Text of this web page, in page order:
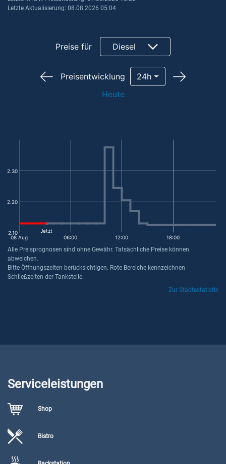
Letzte Aktualisierung: 08.08.2026 05:04
Preise für Diesel
Preisentwicklung
24h
Heute
2.10
2.20
2.30
08 Aug 06:00 12:00 18:00
Jetzt
Alle Preisprognosen sind ohne Gewähr. Tatsächliche Preise können
abweichen.
Bitte Öffnungszeiten berücksichtigen. Rote Bereiche kennzeichnen
Schließzeiten der Tankstelle.
Zur Städtestatistik
Serviceleistungen
Shop
Bistro